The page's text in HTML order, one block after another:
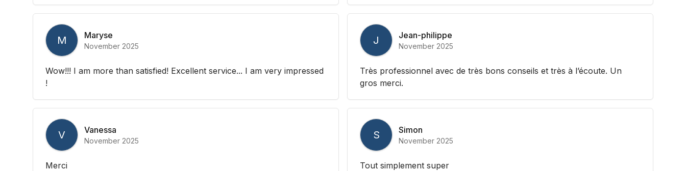
M Maryse
November 2025
Wow!!! I am more than satisfied! Excellent service... I am very impressed
!
J Jean-philippe
November 2025
Très professionnel avec de très bons conseils et très à l’écoute. Un
gros merci.
V Vanessa
November 2025
Merci
S Simon
November 2025
Tout simplement super